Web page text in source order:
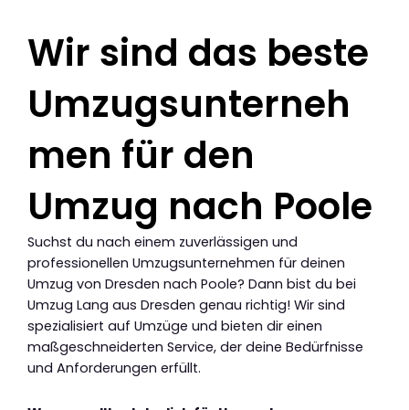
Wir sind das beste
Umzugsunterneh
men für den
Umzug nach Poole
Suchst du nach einem zuverlässigen und
professionellen Umzugsunternehmen für deinen
Umzug von Dresden nach Poole? Dann bist du bei
Umzug Lang aus Dresden genau richtig! Wir sind
spezialisiert auf Umzüge und bieten dir einen
maßgeschneiderten Service, der deine Bedürfnisse
und Anforderungen erfüllt.